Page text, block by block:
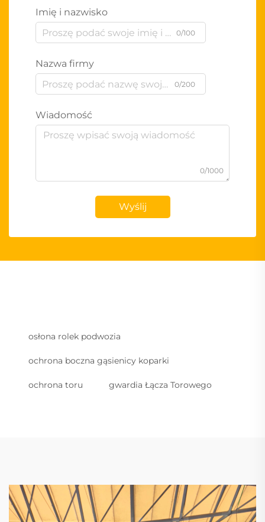
Imię i nazwisko
0/100
Nazwa firmy
0/200
Wiadomość
0/1000
Wyślij
osłona rolek podwozia
ochrona boczna gąsienicy koparki
ochrona toru gwardia Łącza Torowego